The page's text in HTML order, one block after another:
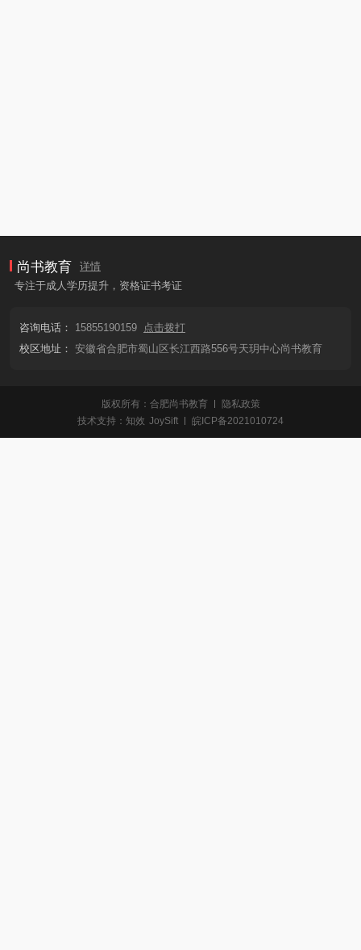
尚书教育
详情
专注于成人学历提升，资格证书考证
咨询电话： 15855190159 点击拨打
校区地址： 安徽省合肥市蜀山区长江西路556号天玥中心尚书教育
版权所有：合肥尚书教育
隐私政策
技术支持： 知效 JoySift 皖ICP备2021010724